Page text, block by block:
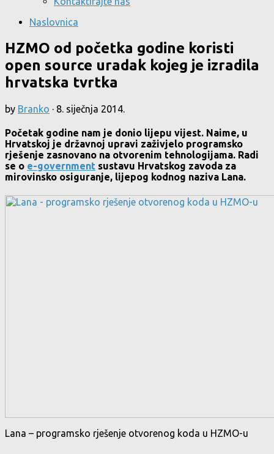
Naslovnica
HZMO od početka godine koristi
open source uradak kojeg je izradila
hrvatska tvrtka
by Branko · 8. siječnja 2014.
Početak godine nam je donio lijepu vijest. Naime, u
Hrvatskoj je državnoj upravi zaživjelo programsko
rješenje zasnovano na otvorenim tehnologijama. Radi
se o e-government sustavu Hrvatskog zavoda za
mirovinsko osiguranje, lijepog kodnog naziva Lana.
Lana – programsko rješenje otvorenog koda u HZMO-u